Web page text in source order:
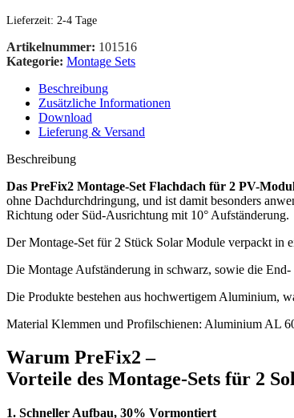
Lieferzeit: 2-4 Tage
Artikelnummer: 101516
Kategorie: Montage Sets
Beschreibung
Zusätzliche Informationen
Download
Lieferung & Versand
Beschreibung
Das PreFix2 Montage-Set Flachdach für 2 PV-
ohne Dachdurchdringung, und ist damit besonders
Richtung oder Süd-Ausrichtung mit 10° Aufständerung.
Der Montage-Set für 2 Stück Solar Module verpackt in
Die Montage Aufständerung in schwarz, sowie die
Die Produkte bestehen aus hochwertigem Aluminium,
Material Klemmen und Profilschienen: Aluminium AL
Warum PreFix2 –
Vorteile des Montage-Sets für 2
1. Schneller Aufbau, 30% Vormontiert